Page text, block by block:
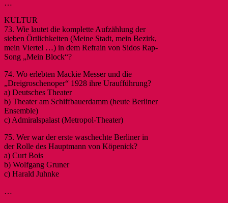
…
KULTUR
73. Wie lautet die komplette Aufzählung der
sieben Örtlichkeiten (Meine Stadt, mein Bezirk,
mein Viertel …) in dem Refrain von Sidos Rap-
Song „Mein Block“?
74. Wo erlebten Mackie Messer und die
„Dreigroschenoper“ 1928 ihre Uraufführung?
a) Deutsches Theater
b) Theater am Schiffbauerdamm (heute Berliner
Ensemble)
c) Admiralspalast (Metropol-Theater)
75. Wer war der erste waschechte Berliner in
der Rolle des Hauptmann von Köpenick?
a) Curt Bois
b) Wolfgang Gruner
c) Harald Juhnke
…